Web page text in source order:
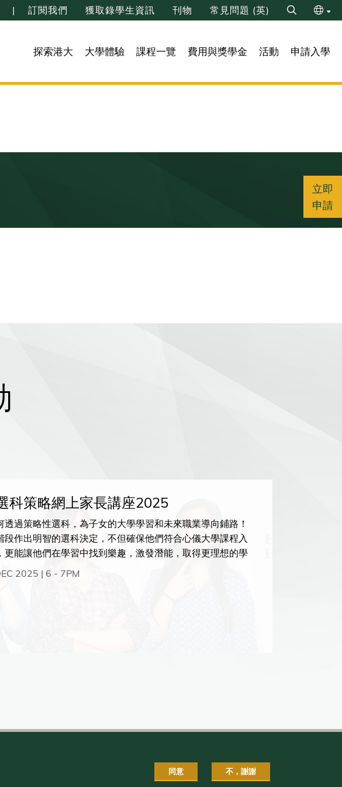
訂閱我們 獲取錄學生資訊 刊物 常見問題 (英)
Search
简
探索港大 大學體驗 課程一覽 費用與獎學金 活動 申請入學
科策略網上家長講座2025
透過策略性選科，為子女的大學學習和未來職業導向鋪路！
段作出明智的選科決定，不但確保他們符合心儀大學課程入
更能讓他們在學習中找到樂趣，激發潛能，取得更理想的學
2025 | 6 - 7PM
立即
申請
Kong. All rights
同意 不，謝謝